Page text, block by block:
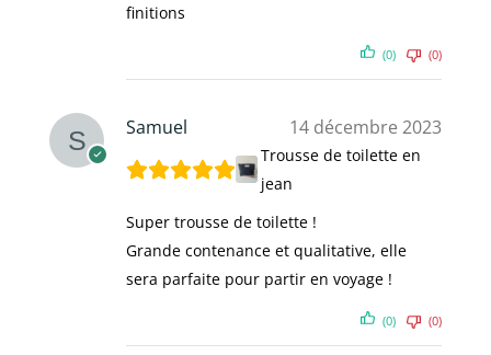
finitions
(0) (0)
Samuel 14 décembre 2023
Trousse de toilette en
jean
Super trousse de toilette !
Grande contenance et qualitative, elle
sera parfaite pour partir en voyage !
(0) (0)